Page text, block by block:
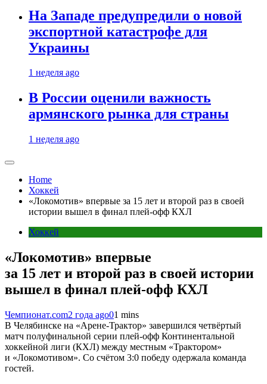
На Западе предупредили о новой
экспортной катастрофе для
Украины
1 неделя ago
В России оценили важность
армянского рынка для страны
1 неделя ago
Home
Хоккей
«Локомотив» впервые за 15 лет и второй раз в своей
истории вышел в финал плей-офф КХЛ
Хоккей
«Локомотив» впервые
за 15 лет и второй раз в своей истории
вышел в финал плей-офф КХЛ
Чемпионат.com2 года ago01 mins
В Челябинске на «Арене-Трактор» завершился четвёртый
матч полуфинальной серии плей-офф Континентальной
хоккейной лиги (КХЛ) между местным «Трактором»
и «Локомотивом». Со счётом 3:0 победу одержала команда
гостей.